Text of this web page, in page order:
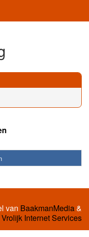
van BaakmanMedia&
Vrolijk Internet Services